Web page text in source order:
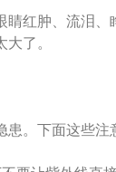
、流泪
。
。下面这些注